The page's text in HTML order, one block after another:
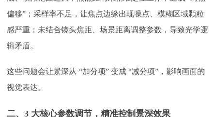
偏移”；采样率不足，让焦点边缘出现噪点、模糊区域颗粒
感严重；未结合镜头焦距、场景距离调整参数，导致光学逻
辑矛盾。
这些问题会让景深从 “加分项” 变成 “减分项”，影响画面的
视觉表达。​
二、 3 大核心参数调节，精准控制景深效果